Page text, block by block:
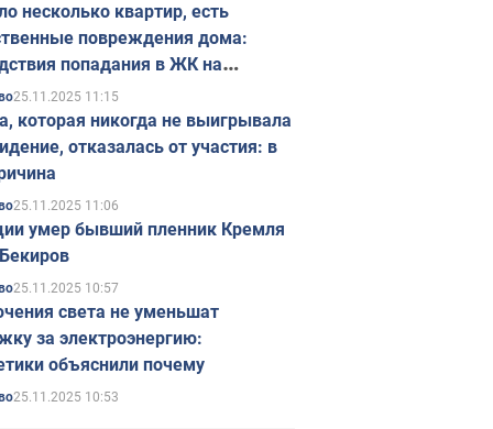
несколько квартир, есть
повреждения дома:
попадания в ЖК на
в Киеве. Фото
25.11.2025 11:15
которая никогда не выигрывала
отказалась от участия: в
25.11.2025 11:06
умер бывший пленник Кремля
25.11.2025 10:57
света не уменьшат
за электроэнергию:
объяснили почему
25.11.2025 10:53